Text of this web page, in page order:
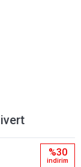
%30
i̇ndi̇ri̇m